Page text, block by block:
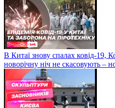
В Китаї знову спалах ковід-19,
новорічну ніч не скасовують –